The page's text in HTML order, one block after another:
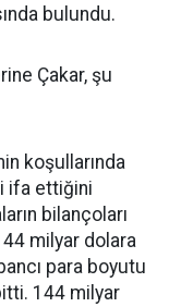
bulundu.
Çakar, şu
koşullarında
ifa ettiğini
bilançoları
milyar dolara
para boyutu
144 milyar